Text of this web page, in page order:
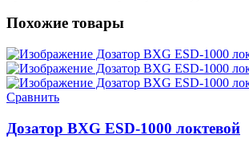
Похожие товары
Сравнить
Дозатор BXG ESD-1000 локтевой